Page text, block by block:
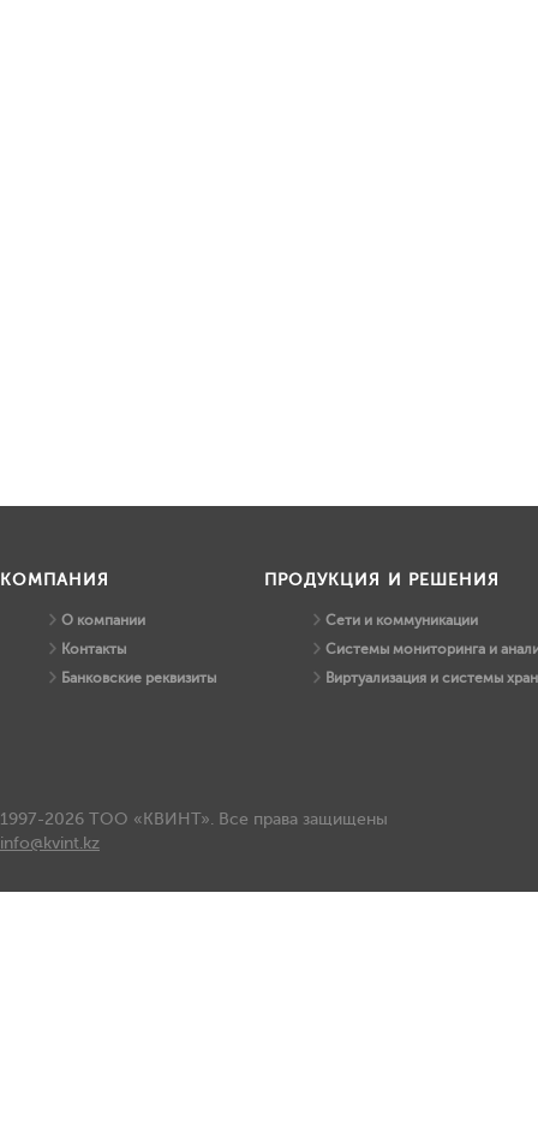
КОМПАНИЯ
О компании
Контакты
Банковские реквизиты
ПРОДУКЦИЯ И РЕШЕНИЯ
Сети и коммуникации
Системы мониторинга и
Виртуализация и системы
1997-2026 ТОО «КВИНТ». Все права защищены
info@kvint.kz